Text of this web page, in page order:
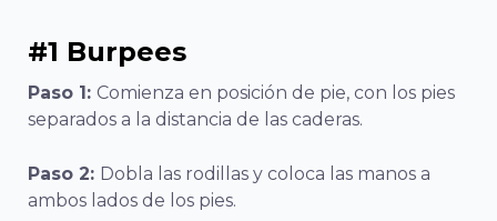
#1 Burpees
Paso 1: Comienza en posición de pie, con los pies
separados a la distancia de las caderas.
Paso 2: Dobla las rodillas y coloca las manos a
ambos lados de los pies.